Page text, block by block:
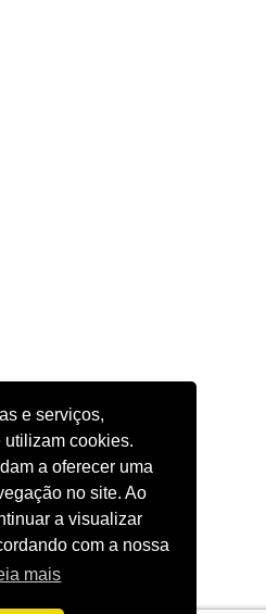
e serviços,
cookies.
a oferecer uma
no site. Ao
a visualizar
com a nossa
mais